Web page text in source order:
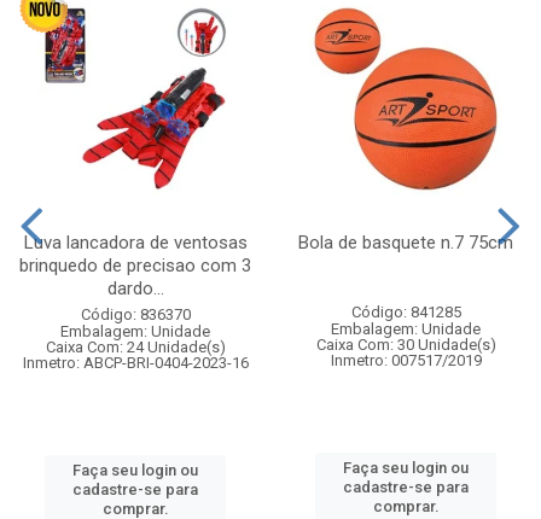
Luva lancadora de ventosas
brinquedo de precisao com 3
dardo...
Código: 836370
Embalagem: Unidade
Caixa Com: 24 Unidade(s)
Inmetro: ABCP-BRI-0404-2023-16
Faça seu login ou
cadastre-se para
comprar.
Bola de basquete n.7 75cm
Código: 841285
Embalagem: Unidade
Caixa Com: 30 Unidade(s)
Inmetro: 007517/2019
Faça seu login ou
cadastre-se para
comprar.